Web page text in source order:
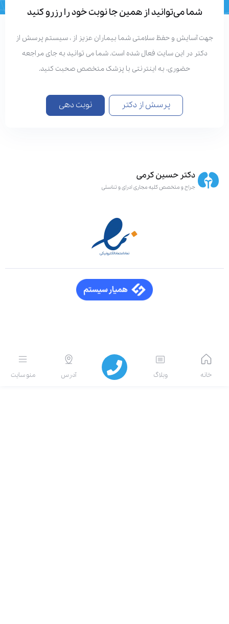
شما می‌توانید از همین جا نوبت خود را رزرو کنید
آسایش و حفظ سلامتی شما بیماران عزیز از ، سیستم پرسش از
دکتر در این سایت فعال شده است. شما می توانید به جای مراجعه
حضوری، به اینترنتی با پزشک متخصص صحبت کنید.
پرسش از دکتر نوبت دهی
منو سایت